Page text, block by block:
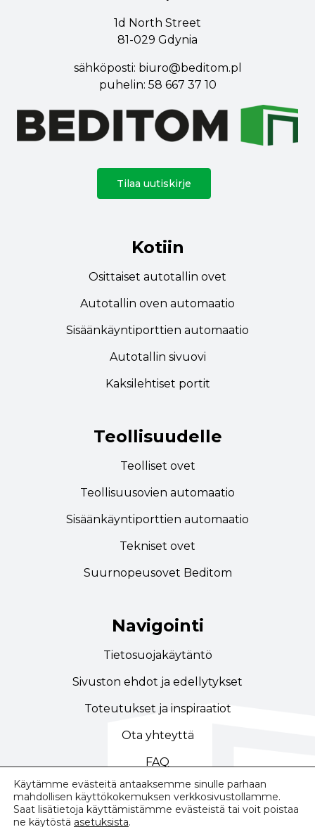
1d North Street
81-029 Gdynia
sähköposti: biuro@beditom.pl
puhelin: 58 667 37 10
Tilaa uutiskirje
Kotiin
Osittaiset autotallin ovet
Autotallin oven automaatio
Sisäänkäyntiporttien automaatio
Autotallin sivuovi
Kaksilehtiset portit
Teollisuudelle
Teolliset ovet
Teollisuusovien automaatio
Sisäänkäyntiporttien automaatio
Tekniset ovet
Suurnopeusovet Beditom
Navigointi
Tietosuojakäytäntö
Sivuston ehdot ja edellytykset
Toteutukset ja inspiraatiot
Ota yhteyttä
FAQ
Käytämme evästeitä antaaksemme sinulle parhaan
mahdollisen käyttökokemuksen verkkosivustollamme.
Saat lisätietoja käyttämistämme evästeistä tai voit poistaa
ne käytöstä asetuksista.